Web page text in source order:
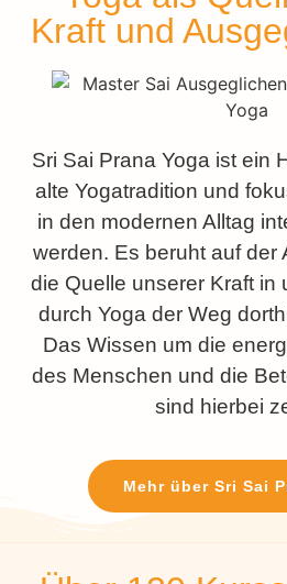
Kraft und
Sri Sai Prana Yoga ist ein
alte Yogatradition und
in den modernen Alltag
werden. Es beruht auf der
die Quelle unserer Kraft in
durch Yoga der Weg
Das Wissen um die
des Menschen und die
sind hierbei
Mehr über Sri Sai